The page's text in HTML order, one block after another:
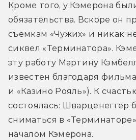
Кроме того, у Кэмерона
обязательства. Вскоре он
съемкам «Чужих» и никак
сиквел «Терминатора».
эту работу Мартину
известен благодаря
и «Казино Рояль»). К
состоялась: Шварценеггер
сниматься в
началом Кэмерона.